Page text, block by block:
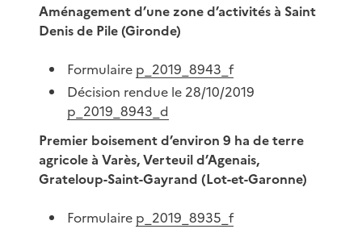
Aménagement d’une zone d’activités à Saint
Denis de Pile (Gironde)
Formulaire p_2019_8943_f
Décision rendue le 28/10/2019
p_2019_8943_d
Premier boisement d’environ 9 ha de terre
agricole à Varès, Verteuil d’Agenais,
Grateloup-Saint-Gayrand (Lot-et-Garonne)
Formulaire p_2019_8935_f